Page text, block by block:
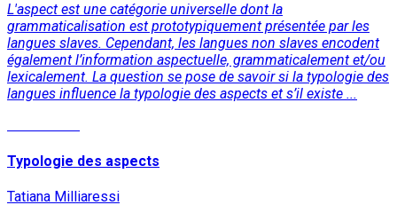
L'aspect est une catégorie universelle dont la
grammaticalisation est prototypiquement présentée par les
langues slaves. Cependant, les langues non slaves encodent
également l’information aspectuelle, grammaticalement et/ou
lexicalement. La question se pose de savoir si la typologie des
langues influence la typologie des aspects et s’il existe ...
Typologie des aspects
Tatiana Milliaressi